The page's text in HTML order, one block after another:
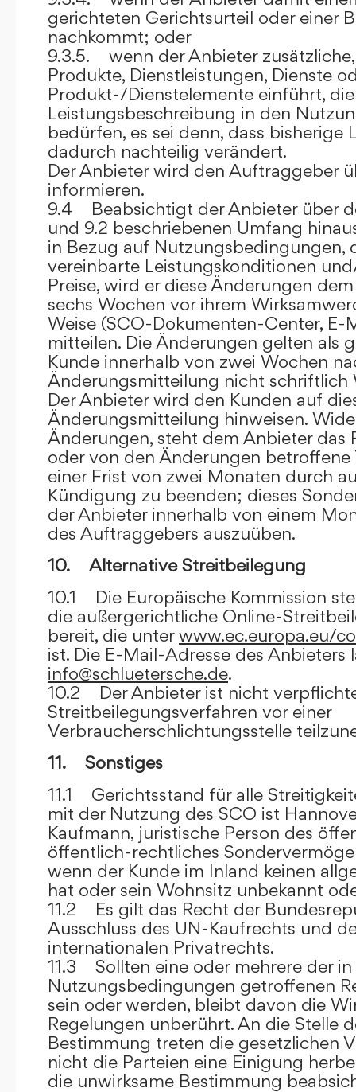
gerichteten Gerichtsurteil oder einer
nachkommt; oder
9.3.5. wenn der Anbieter
Produkte, Dienstleistungen, Dienste
Produkt-/Dienstelemente einführt,
Leistungsbeschreibung in den
bedürfen, es sei denn, dass bisherige
dadurch nachteilig verändert.
Der Anbieter wird den Auftraggeber
informieren.
9.4 Beabsichtigt der Anbieter über
und 9.2 beschriebenen Umfang
in Bezug auf Nutzungsbedingungen,
vereinbarte Leistungskonditionen
Preise, wird er diese Änderungen
sechs Wochen vor ihrem
Weise (SCO-Dokumenten-Center, E-
mitteilen. Die Änderungen gelten als
Kunde innerhalb von zwei Wochen
Änderungsmitteilung nicht schriftlich
Der Anbieter wird den Kunden auf
Änderungsmitteilung hinweisen.
Änderungen, steht dem Anbieter das
oder von den Änderungen betroffene
einer Frist von zwei Monaten durch
Kündigung zu beenden; dieses
der Anbieter innerhalb von einem
des Auftraggebers auszuüben.
10. Alternative Streitbeilegung
10.1 Die Europäische Kommission
die außergerichtliche Online-
bereit, die unterwww.ec.europa.eu/
ist. Die E-Mail-Adresse des Anbieters
info@schluetersche.de.
10.2 Der Anbieter ist nicht
Streitbeilegungsverfahren vor einer
Verbraucherschlichtungsstelle
11. Sonstiges
11.1 Gerichtsstand für alle
mit der Nutzung des SCO ist
Kaufmann, juristische Person des
öffentlich-rechtliches
wenn der Kunde im Inland keinen
hat oder sein Wohnsitz unbekannt
11.2 Es gilt das Recht der
Ausschluss des UN-Kaufrechts und
internationalen Privatrechts.
11.3 Sollten eine oder mehrere der in
Nutzungsbedingungen getroffenen
sein oder werden, bleibt davon die
Regelungen unberührt. An die Stelle
Bestimmung treten die gesetzlichen
nicht die Parteien eine Einigung
die unwirksame Bestimmung